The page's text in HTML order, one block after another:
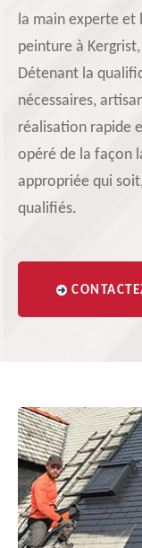
la main experte et
peinture à
Détenant la
nécessaires,
réalisation rapide
opéré de la façon
appropriée qui
qualifiés.